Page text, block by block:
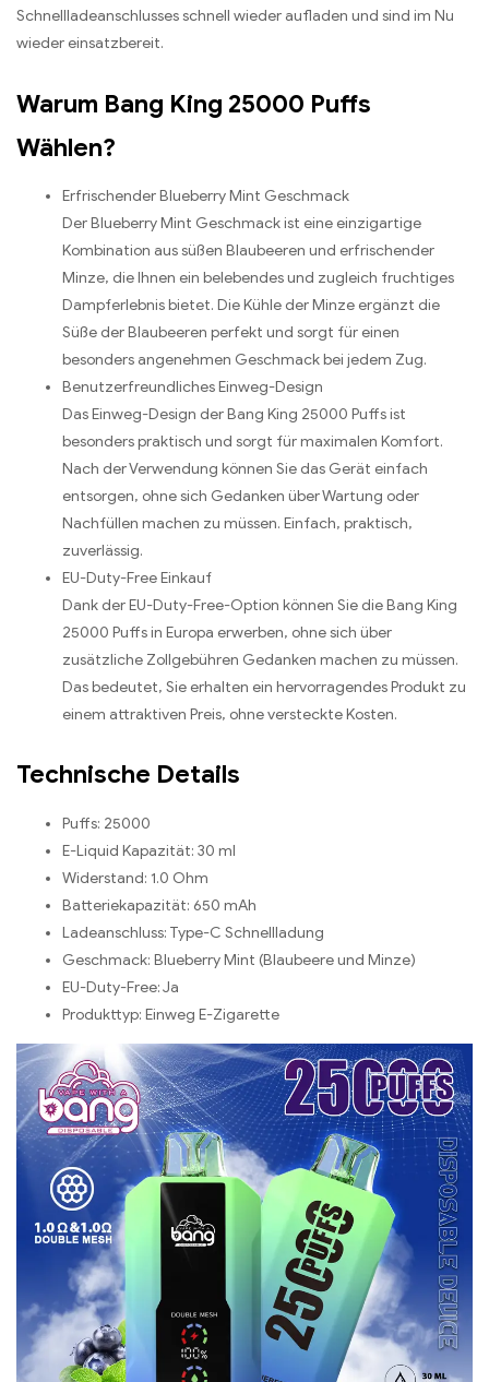
Schnellladeanschlusses schnell wieder aufladen und sind im Nu
wieder einsatzbereit.
Warum Bang King 25000 Puffs
Wählen?
Erfrischender Blueberry Mint Geschmack
Der Blueberry Mint Geschmack ist eine einzigartige
Kombination aus süßen Blaubeeren und erfrischender
Minze, die Ihnen ein belebendes und zugleich fruchtiges
Dampferlebnis bietet. Die Kühle der Minze ergänzt die
Süße der Blaubeeren perfekt und sorgt für einen
besonders angenehmen Geschmack bei jedem Zug.
Benutzerfreundliches Einweg-Design
Das Einweg-Design der Bang King 25000 Puffs ist
besonders praktisch und sorgt für maximalen Komfort.
Nach der Verwendung können Sie das Gerät einfach
entsorgen, ohne sich Gedanken über Wartung oder
Nachfüllen machen zu müssen. Einfach, praktisch,
zuverlässig.
EU-Duty-Free Einkauf
Dank der EU-Duty-Free-Option können Sie die Bang King
25000 Puffs in Europa erwerben, ohne sich über
zusätzliche Zollgebühren Gedanken machen zu müssen.
Das bedeutet, Sie erhalten ein hervorragendes Produkt zu
einem attraktiven Preis, ohne versteckte Kosten.
Technische Details
Puffs: 25000
E-Liquid Kapazität: 30 ml
Widerstand: 1.0 Ohm
Batteriekapazität: 650 mAh
Ladeanschluss: Type-C Schnellladung
Geschmack: Blueberry Mint (Blaubeere und Minze)
EU-Duty-Free: Ja
Produkttyp: Einweg E-Zigarette